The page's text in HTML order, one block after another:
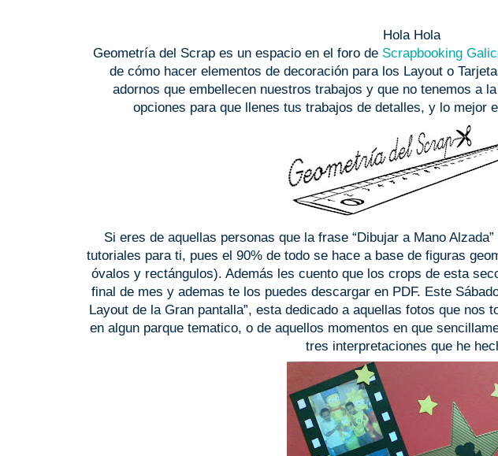
Hola Hola
Geometría del Scrap es un espacio en el foro de Scrapbooking
de cómo hacer elementos de decoración para los Layout o
adornos que embellecen nuestros trabajos y que no tenemos a
opciones para que llenes tus trabajos de detalles, y lo mejor
Si eres de aquellas personas que la frase “Dibujar a Mano
tutoriales para ti, pues el 90% de todo se hace a base de figuras
óvalos y rectángulos). Además les cuento que los crops de esta
final de mes y ademas te los puedes descargar en PDF. Este
Layout de la Gran pantalla”, esta dedicado a aquellas fotos que nos
en algun parque tematico, o de aquellos momentos en que
tres interpretaciones que he